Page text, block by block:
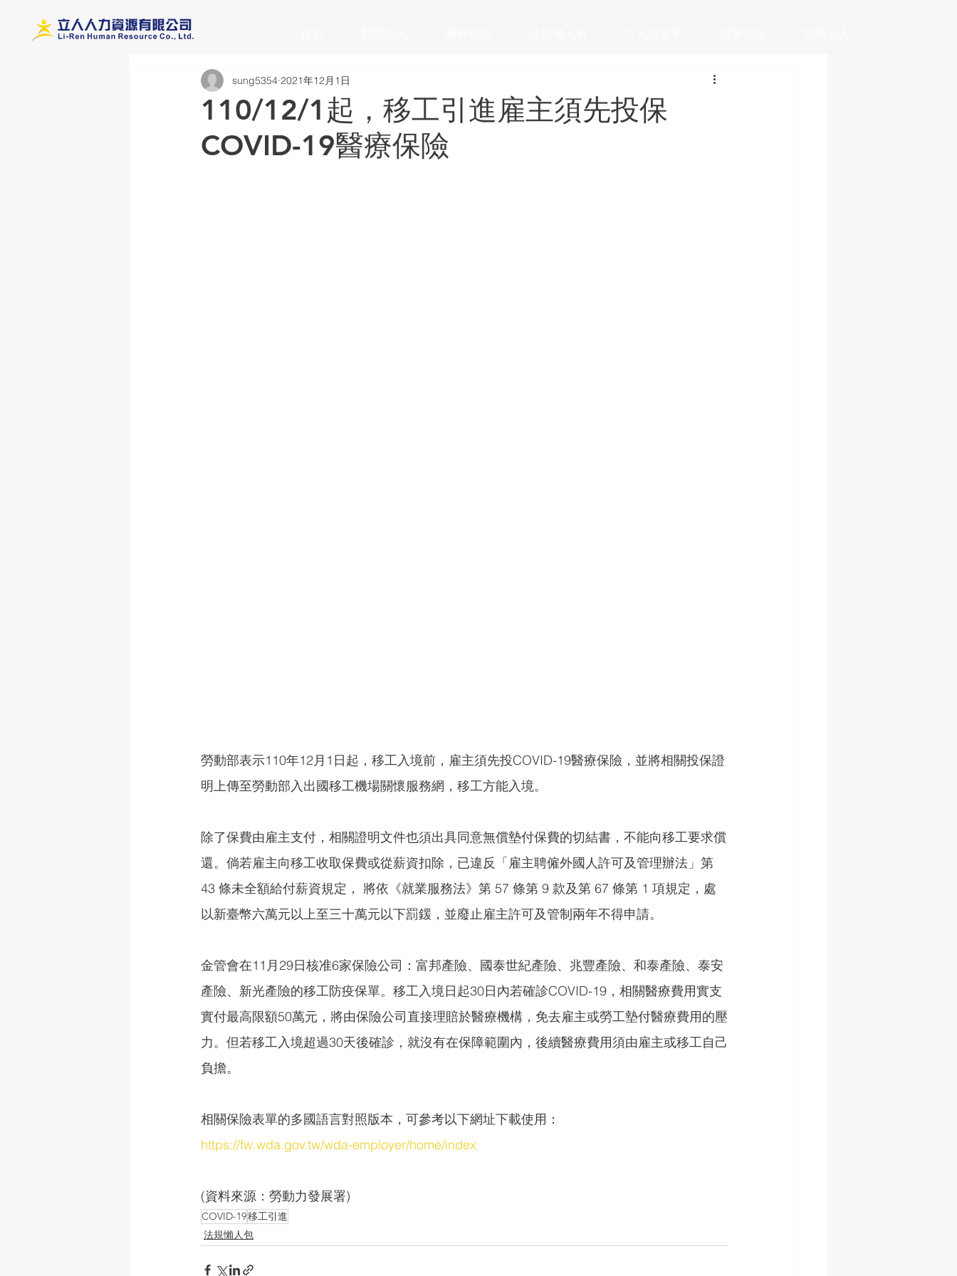
110/12/1起，移工引進雇主須先投保
COVID-19醫療保險
sung5354 2021年12月1日
勞動部表示110年12月1日起，移工入境前，雇主須先投COVID-19醫療保險，並將相關投保證
明上傳至勞動部入出國移工機場關懷服務網，移工方能入境。
除了保費由雇主支付，相關證明文件也須出具同意無償墊付保費的切結書，不能向移工要求償
還。倘若雇主向移工收取保費或從薪資扣除，已違反「雇主聘僱外國人許可及管理辦法」第
43 條未全額給付薪資規定， 將依《就業服務法》第 57 條第 9 款及第 67 條第 1 項規定，處
以新臺幣六萬元以上至三十萬元以下罰鍰，並廢止雇主許可及管制兩年不得申請。
金管會在11月29日核准6家保險公司：富邦產險、國泰世紀產險、兆豐產險、和泰產險、泰安
產險、新光產險的移工防疫保單。移工入境日起30日內若確診COVID-19，相關醫療費用實支
實付最高限額50萬元，將由保險公司直接理賠於醫療機構，免去雇主或勞工墊付醫療費用的壓
力。但若移工入境超過30天後確診，就沒有在保障範圍內，後續醫療費用須由雇主或移工自己
負擔。
相關保險表單的多國語言對照版本，可參考以下網址下載使用：
https://fw.wda.gov.tw/wda-employer/home/index
(資料來源：勞動力發展署)
COVID-19移工引進
法規懶人包